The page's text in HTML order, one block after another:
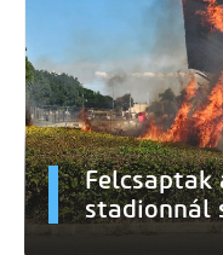
Felcsaptak
stadionnál